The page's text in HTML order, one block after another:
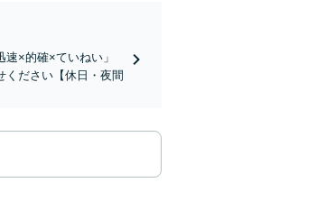
×的確×ていねい」
ください【休日・夜間